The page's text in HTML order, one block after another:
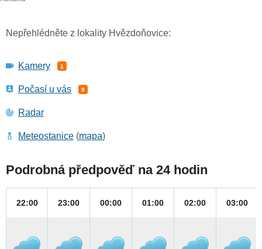
Nepřehlédněte z lokality Hvězdoňovice:
Kamery 1
Počasí u vás 9
Radar
Meteostanice (mapa)
Podrobná předpověď na 24 hodin
22:00 23:00 00:00 01:00 02:00 03:00